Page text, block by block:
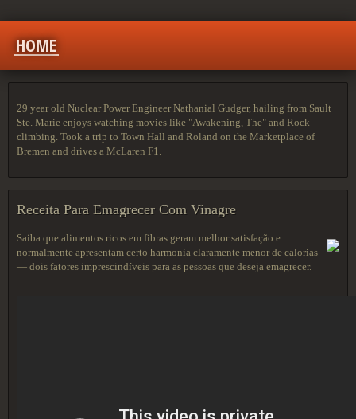
HOME
29 year old Nuclear Power Engineer Nathanial Gudger, hailing from Sault
Ste. Marie enjoys watching movies like "Awakening, The" and Rock
climbing. Took a trip to Town Hall and Roland on the Marketplace of
Bremen and drives a McLaren F1.
Receita Para Emagrecer Com Vinagre
Saiba que alimentos ricos em fibras geram melhor satisfação e
normalmente apresentam certo harmonia claramente menor de calorias
— dois fatores imprescindíveis para as pessoas que deseja emagrecer.